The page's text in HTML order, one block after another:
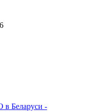
в Беларуси -